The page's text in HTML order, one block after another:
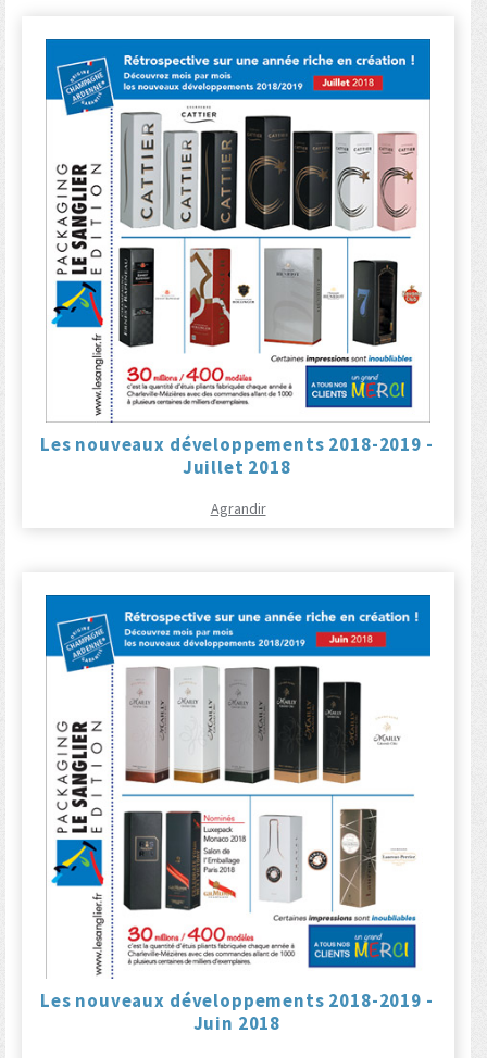
Les nouveaux développements 2018-2019 -
Juillet 2018
Agrandir
Les nouveaux développements 2018-2019 -
Juin 2018